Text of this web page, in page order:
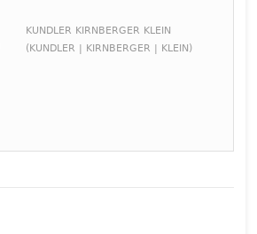
KUNDLER KIRNBERGER KLEIN
(KUNDLER | KIRNBERGER | KLEIN)